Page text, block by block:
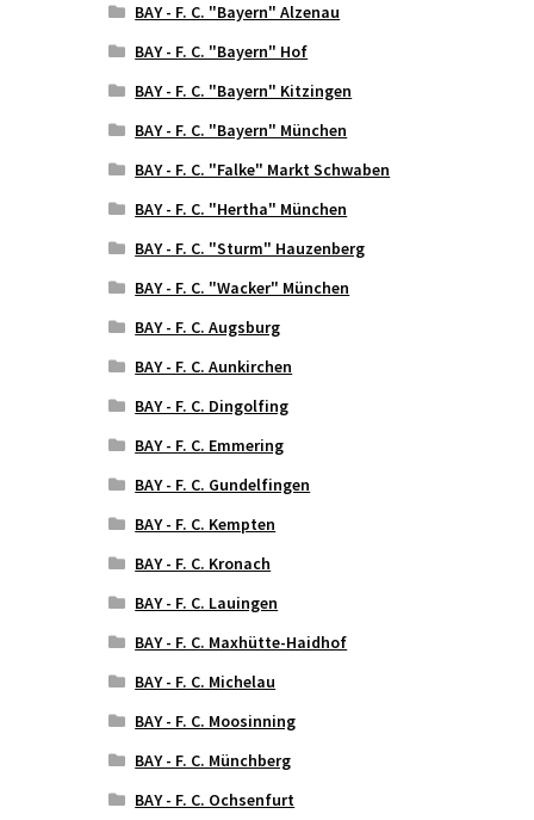
BAY - F. C. "Bayern" Alzenau
BAY - F. C. "Bayern" Hof
BAY - F. C. "Bayern" Kitzingen
BAY - F. C. "Bayern" München
BAY - F. C. "Falke" Markt Schwaben
BAY - F. C. "Hertha" München
BAY - F. C. "Sturm" Hauzenberg
BAY - F. C. "Wacker" München
BAY - F. C. Augsburg
BAY - F. C. Aunkirchen
BAY - F. C. Dingolfing
BAY - F. C. Emmering
BAY - F. C. Gundelfingen
BAY - F. C. Kempten
BAY - F. C. Kronach
BAY - F. C. Lauingen
BAY - F. C. Maxhütte-Haidhof
BAY - F. C. Michelau
BAY - F. C. Moosinning
BAY - F. C. Münchberg
BAY - F. C. Ochsenfurt